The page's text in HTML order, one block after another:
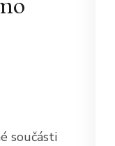
součásti